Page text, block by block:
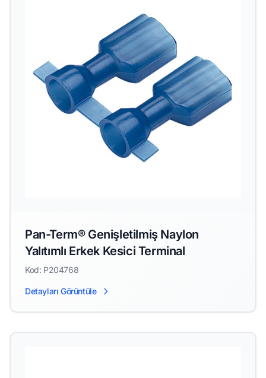
Pan-Term® Genişletilmiş Naylon
Yalıtımlı Erkek Kesici Terminal
Kod: P204768
Detayları Görüntüle